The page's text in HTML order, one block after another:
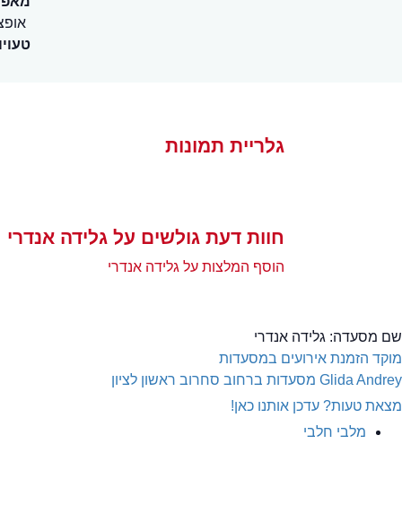
גלריית תמונות
חוות דעת גולשים על גלידה אנדרי
הוסף המלצות על גלידה אנדרי
שם מסעדה: גלידה אנדרי
מוקד הזמנת אירועים במסעדות
Glida Andrey מסעדות ברחוב סחרוב ראשון לציון
מצאת טעות? עדכן אותנו כאן!
מלבי חלבי